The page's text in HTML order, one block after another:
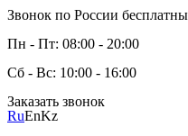
Звонок по России
Пн - Пт: 08:00 - 20:00
Сб - Вс: 10:00 - 16:00
Заказать звонок
RuEnKz